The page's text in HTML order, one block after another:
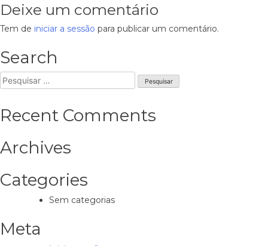
Deixe um comentário
Tem de iniciar a sessão para publicar um comentário.
Search
Pesquisar
por:
Recent Comments
Archives
Categories
Sem categorias
Meta